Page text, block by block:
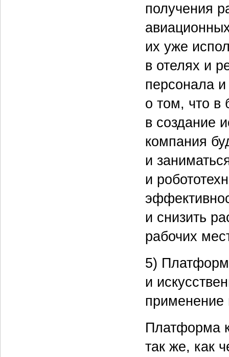
получения
их уже
в отелях и
персонала
о том, что в
в создание
компания
и
и
и снизить
рабочих
5)
и
применение
Платформа
так же, как